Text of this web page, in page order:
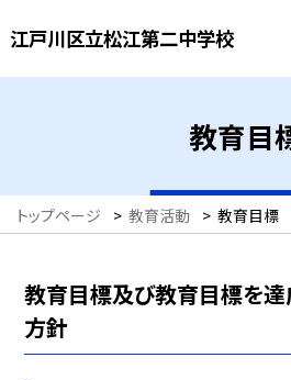
江戸川区立松江第二中学校
教育目
トップページ > 教育活動 > 教育目標
教育目標及び教育目標を
方針